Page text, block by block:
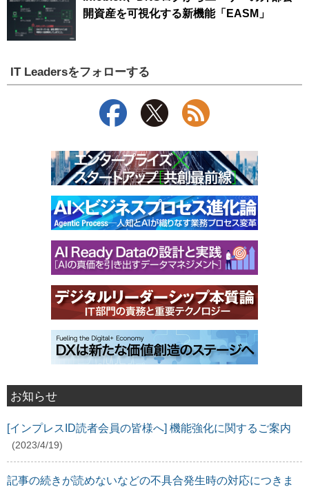
開資産を可視化する新機能「EASM」
IT Leadersをフォローする
お知らせ
[インプレスID読者会員の皆様へ] 機能強化に関するご案内
(2023/4/19)
記事の続きが読めないなどの不具合発生時の対応につきま